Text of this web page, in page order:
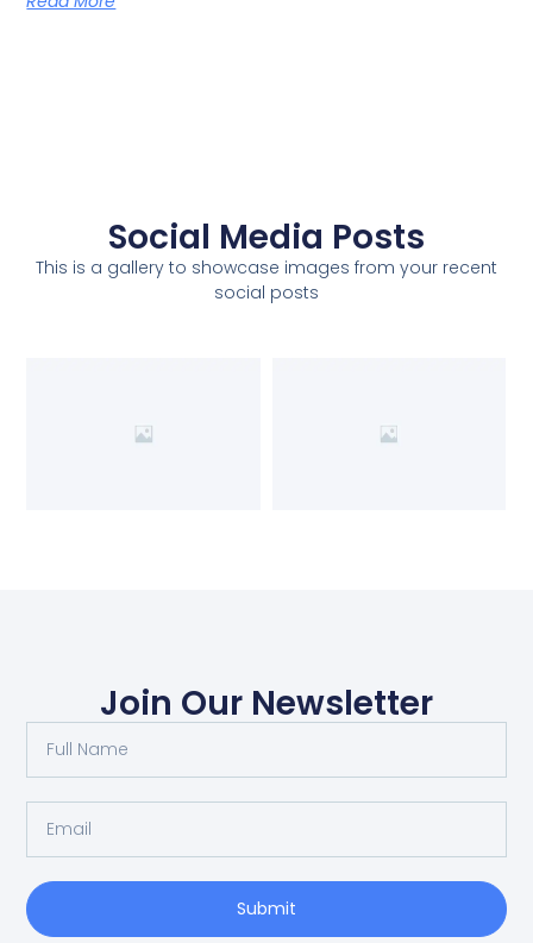
Social Media Posts
This is a gallery to showcase images from your recent
social posts
Join Our Newsletter
Submit